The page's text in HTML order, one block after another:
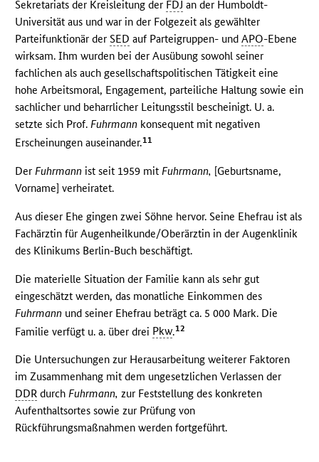
Sekretariats der Kreisleitung der FDJ an der Humboldt-
Universität aus und war in der Folgezeit als gewählter
Parteifunktionär derSED auf Parteigruppen- undAPO-Ebene
wirksam. Ihm wurden bei der Ausübung sowohl seiner
fachlichen als auch gesellschaftspolitischen Tätigkeit eine
hohe Arbeitsmoral, Engagement, parteiliche Haltung sowie ein
sachlicher und beharrlicher Leitungsstil bescheinigt. U. a.
setzte sich Prof. Fuhrmann konsequent mit negativen
Erscheinungen auseinander.11
Der Fuhrmann ist seit 1959 mit Fuhrmann, [Geburtsname,
Vorname] verheiratet.
Aus dieser Ehe gingen zwei Söhne hervor. Seine Ehefrau ist als
Fachärztin für Augenheilkunde/Oberärztin in der Augenklinik
des Klinikums Berlin-Buch beschäftigt.
Die materielle Situation der Familie kann als sehr gut
eingeschätzt werden, das monatliche Einkommen des
Fuhrmann und seiner Ehefrau beträgt ca. 5 000 Mark. Die
Familie verfügt u. a. über drei Pkw.12
Die Untersuchungen zur Herausarbeitung weiterer Faktoren
im Zusammenhang mit dem ungesetzlichen Verlassen der
DDR durchFuhrmann, zur Feststellung des konkreten
Aufenthaltsortes sowie zur Prüfung von
Rückführungsmaßnahmen werden fortgeführt.